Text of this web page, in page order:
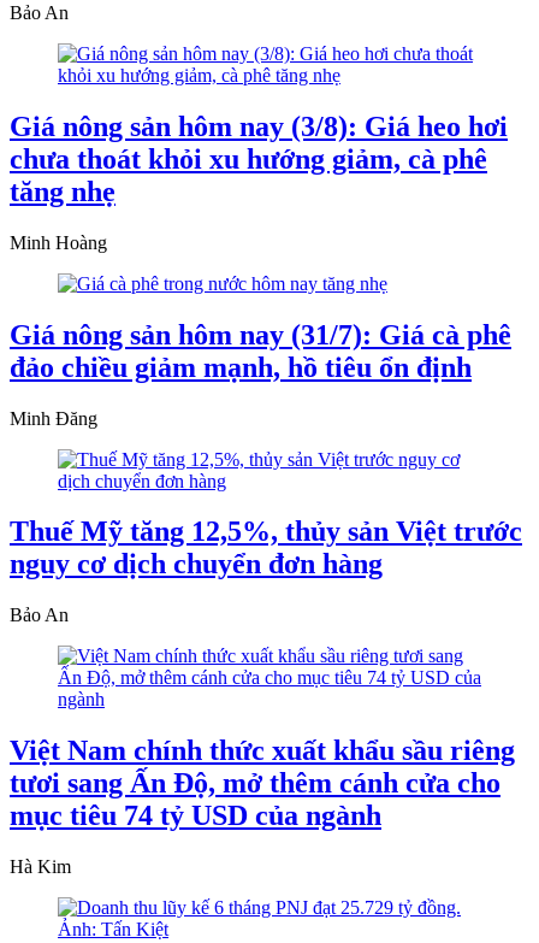
Bảo An
Giá nông sản hôm nay (3/8): Giá heo hơi
chưa thoát khỏi xu hướng giảm, cà phê
tăng nhẹ
Minh Hoàng
Giá nông sản hôm nay (31/7): Giá cà phê
đảo chiều giảm mạnh, hồ tiêu ổn định
Minh Đăng
Thuế Mỹ tăng 12,5%, thủy sản Việt trước
nguy cơ dịch chuyển đơn hàng
Bảo An
Việt Nam chính thức xuất khẩu sầu riêng
tươi sang Ấn Độ, mở thêm cánh cửa cho
mục tiêu 74 tỷ USD của ngành
Hà Kim